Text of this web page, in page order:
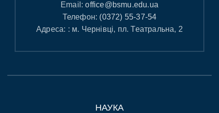
Email:office@bsmu.edu.ua
Телефон: (0372) 55-37-54
Адреса: : м. Чернівці, пл. Театральна, 2
НАУКА